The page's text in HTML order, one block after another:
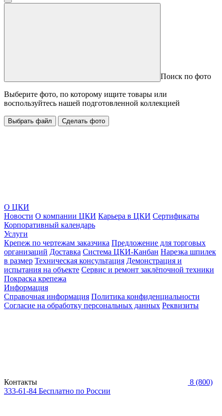
Поиск по фото
Выберите фото, по которому ищите товары или
воспользуйтесь нашей подготовленной коллекцией
Выбрать файл Сделать фото
О ЦКИ
Новости О компании ЦКИ Карьера в ЦКИ Сертификаты
Корпоративный календарь
Услуги
Крепеж по чертежам заказчика Предложение для торговых
организаций Доставка Система ЦКИ-Канбан Нарезка шпилек
в размер Техническая консультация Демонстрация и
испытания на объекте Сервис и ремонт заклёпочной техники
Покраска крепежа
Информация
Справочная информация Политика конфиденциальности
Согласие на обработку персональных данных Реквизиты
Контакты
8 (800)
333-61-84 Бесплатно по России